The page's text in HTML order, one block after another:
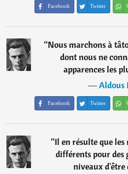
Facebook Twitter
“Nous marchons à
dont nous ne
apparences les
―Aldous
Facebook Twitter
“Il en résulte que les
différents pour des
niveaux